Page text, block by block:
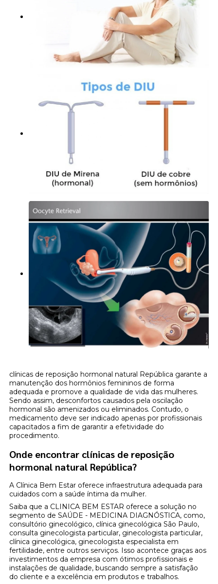
clínicas de reposição hormonal natural República garante a
manutenção dos hormônios femininos de forma
adequada e promove a qualidade de vida das mulheres.
Sendo assim, desconfortos causados pela oscilação
hormonal são amenizados ou eliminados. Contudo, o
medicamento deve ser indicado apenas por profissionais
capacitados a fim de garantir a efetividade do
procedimento.
Onde encontrar clínicas de reposição
hormonal natural República?
A Clínica Bem Estar oferece infraestrutura adequada para
cuidados com a saúde íntima da mulher.
Saiba que a CLINICA BEM ESTAR oferece a solução no
segmento de SAÚDE - MEDICINA DIAGNÓSTICA, como,
consultório ginecológico, clínica ginecológica São Paulo,
consulta ginecologista particular, ginecologista particular,
clínica ginecológica, ginecologista especialista em
fertilidade, entre outros serviços. Isso acontece graças aos
investimentos da empresa com ótimos profissionais e
instalações de qualidade, buscando sempre a satisfação
do cliente e a excelência em produtos e trabalhos.